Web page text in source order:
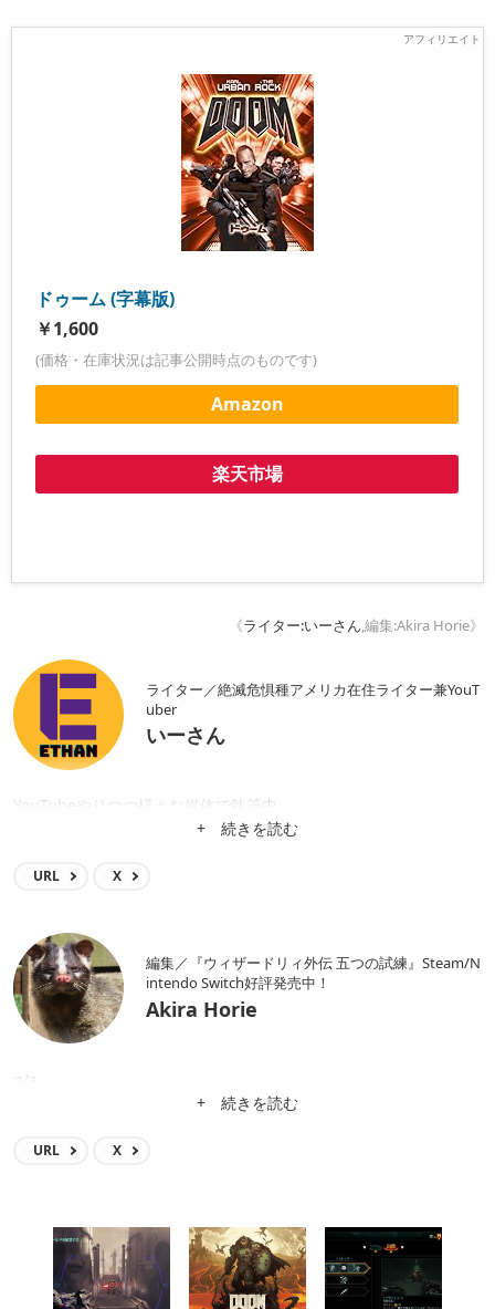
ドゥーム (字幕版)
￥1,600
(価格・在庫状況は記事公開時点のものです)
Amazon
楽天市場
《ライター:いーさん ,編集:Akira Horie》
ライター／絶滅危惧種アメリカ在住ライター兼YouT
uber
いーさん
YouTubeやりつつ様々な媒体で執筆中
+ 続きを読む
URL X
編集／『ウィザードリィ外伝 五つの試練』Steam/N
intendo Switch好評発売中！
Akira Horie
n/a
+ 続きを読む
URL X